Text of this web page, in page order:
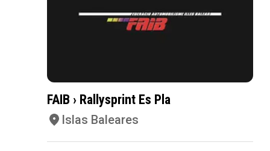
FAIB › Rallysprint Es Pla
Islas Baleares